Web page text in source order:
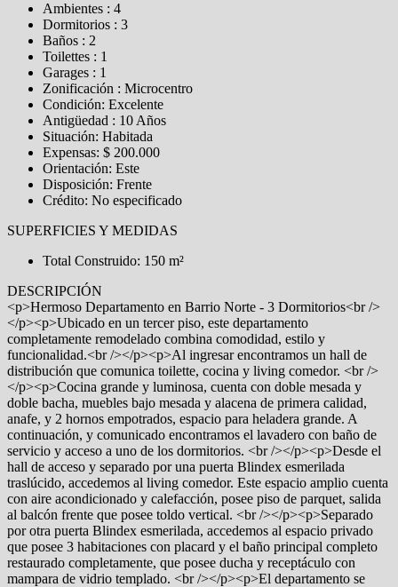
Ambientes : 4
Dormitorios : 3
Baños : 2
Toilettes : 1
Garages : 1
Zonificación : Microcentro
Condición: Excelente
Antigüedad : 10 Años
Situación: Habitada
Expensas: $ 200.000
Orientación: Este
Disposición: Frente
Crédito: No especificado
SUPERFICIES Y MEDIDAS
Total Construido: 150 m²
DESCRIPCIÓN
<p>Hermoso Departamento en Barrio Norte - 3 Dormitorios<br />
</p><p>Ubicado en un tercer piso, este departamento
completamente remodelado combina comodidad, estilo y
funcionalidad.<br /></p><p>Al ingresar encontramos un hall de
distribución que comunica toilette, cocina y living comedor. <br />
</p><p>Cocina grande y luminosa, cuenta con doble mesada y
doble bacha, muebles bajo mesada y alacena de primera calidad,
anafe, y 2 hornos empotrados, espacio para heladera grande. A
continuación, y comunicado encontramos el lavadero con baño de
servicio y acceso a uno de los dormitorios. <br /></p><p>Desde el
hall de acceso y separado por una puerta Blindex esmerilada
traslúcido, accedemos al living comedor. Este espacio amplio cuenta
con aire acondicionado y calefacción, posee piso de parquet, salida
al balcón frente que posee toldo vertical. <br /></p><p>Separado
por otra puerta Blindex esmerilada, accedemos al espacio privado
que posee 3 habitaciones con placard y el baño principal completo
restaurado completamente, que posee ducha y receptáculo con
mampara de vidrio templado. <br /></p><p>El departamento se